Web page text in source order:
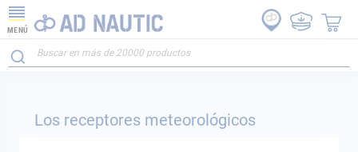
MENÚ
Los receptores meteorológicos